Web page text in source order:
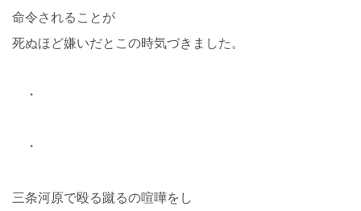
命令されることが
死ぬほど嫌いだとこの時気づきました。
・
・
三条河原で殴る蹴るの喧嘩をし